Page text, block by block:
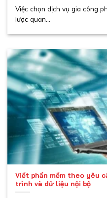
Việc chọn dịch vụ gia công
lược quan...
Viết phần mềm theo yêu
trình và dữ liệu nội bộ